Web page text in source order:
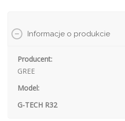
Informacje o produkcie
Producent:
GREE
Model:
G-TECH R32